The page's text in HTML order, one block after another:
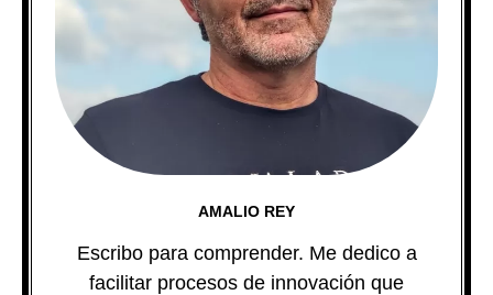
AMALIO REY
Escribo para comprender. Me dedico a
facilitar procesos de innovación que